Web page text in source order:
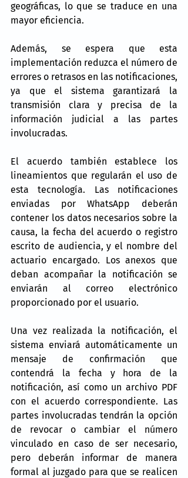
geográficas, lo que se traduce en una
mayor eficiencia.
Además, se espera que esta
implementación reduzca el número de
errores o retrasos en las notificaciones,
ya que el sistema garantizará la
transmisión clara y precisa de la
información judicial a las partes
involucradas.
El acuerdo también establece los
lineamientos que regularán el uso de
esta tecnología. Las notificaciones
enviadas por WhatsApp deberán
contener los datos necesarios sobre la
causa, la fecha del acuerdo o registro
escrito de audiencia, y el nombre del
actuario encargado. Los anexos que
deban acompañar la notificación se
enviarán al correo electrónico
proporcionado por el usuario.
Una vez realizada la notificación, el
sistema enviará automáticamente un
mensaje de confirmación que
contendrá la fecha y hora de la
notificación, así como un archivo PDF
con el acuerdo correspondiente. Las
partes involucradas tendrán la opción
de revocar o cambiar el número
vinculado en caso de ser necesario,
pero deberán informar de manera
formal al juzgado para que se realicen